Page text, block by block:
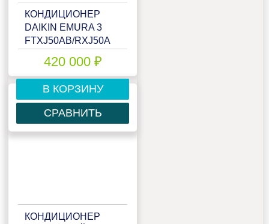
КОНДИЦИОНЕР
DAIKIN EMURA 3
FTXJ50AB/RXJ50A
420 000 ₽
В КОРЗИНУ
СРАВНИТЬ
КОНДИЦИОНЕР